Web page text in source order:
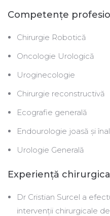
Competenţe
Chirurgie Robotică
Oncologie Urologică
Uroginecologie
Chirurgie reconstructivă
Ecografie generală
Endourologie joasă şi
Urologie Generală
Experienţă
Dr Cristian Surcel a
intervenţii chirurgicale